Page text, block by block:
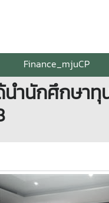
Finance_mjuCP
ำนักศึกษาทุ